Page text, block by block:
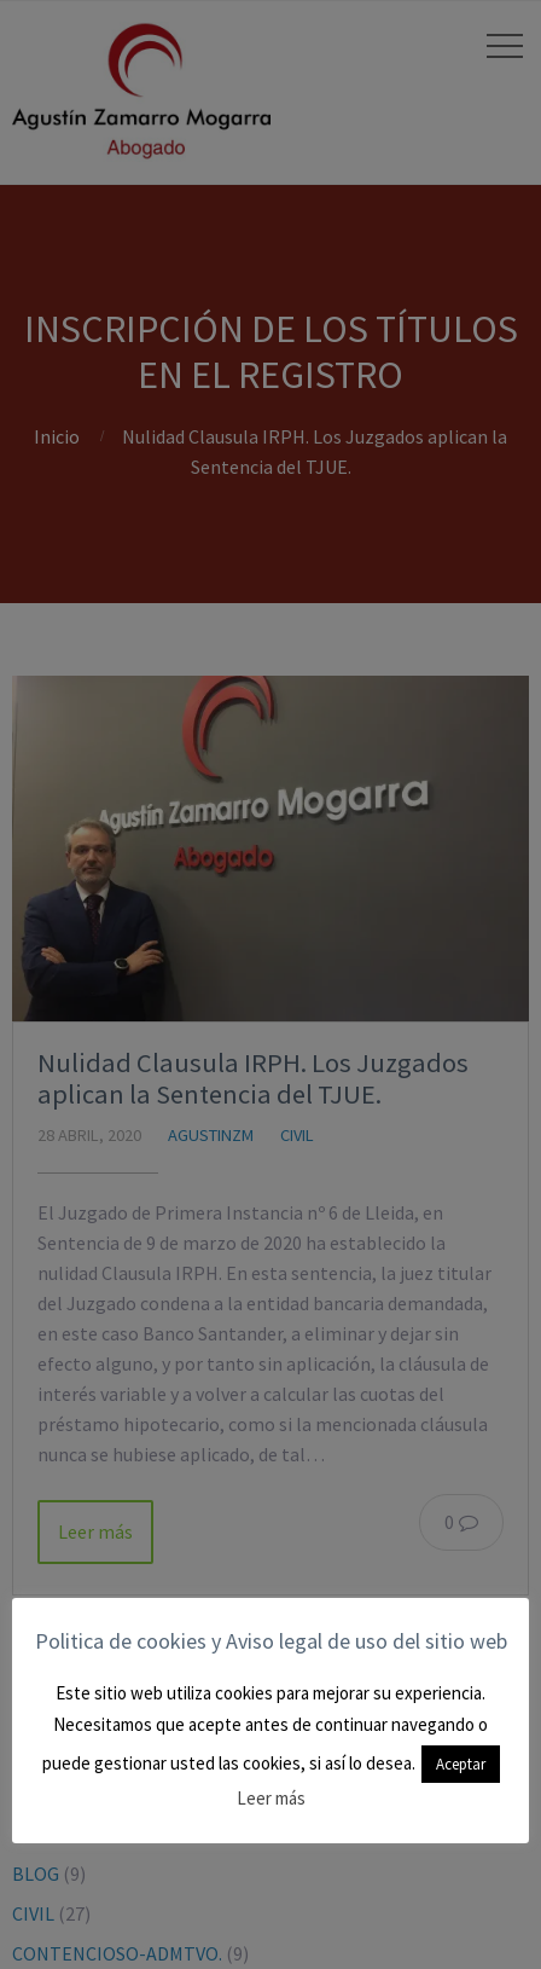
INSCRIPCIÓN DE LOS TÍTULOS
EN EL REGISTRO
Inicio
Nulidad Clausula IRPH. Los Juzgados aplican la
Sentencia del TJUE.
Nulidad Clausula IRPH. Los Juzgados
aplican la Sentencia del TJUE.
28 ABRIL, 2020 AGUSTINZM CIVIL
El Juzgado de Primera Instancia nº 6 de Lleida, en
Sentencia de 9 de marzo de 2020 ha establecido la
nulidad Clausula IRPH. En esta sentencia, la juez titular
del Juzgado condena a la entidad bancaria demandada,
en este caso Banco Santander, a eliminar y dejar sin
efecto alguno, y por tanto sin aplicación, la cláusula de
interés variable y a volver a calcular las cuotas del
préstamo hipotecario, como si la mencionada cláusula
nunca se hubiese aplicado, de tal…
0
Leer más
BLOG (9)
CIVIL (27)
CONTENCIOSO-ADMTVO. (9)
Politica de cookies y Aviso legal de uso del sitio web
Este sitio web utiliza cookies para mejorar su experiencia.
Necesitamos que acepte antes de continuar navegando o
puede gestionar usted las cookies, si así lo desea.
Aceptar
Leer más